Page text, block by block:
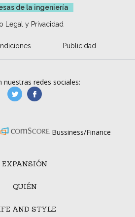
de la ingeniería
Legal y Privacidad
Publicidad
EXPANSIÓN
QUIÉN
AND STYLE
nuestras redes sociales:
manufacturaGE
Bussiness/Finance